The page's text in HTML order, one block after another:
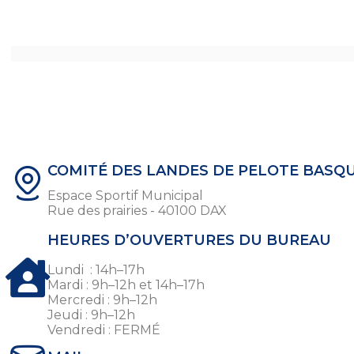
COMITÉ DES LANDES DE PELOTE
Espace Sportif Municipal
Rue des prairies - 40100 DAX
HEURES D’OUVERTURES DU BUREAU
Lundi : 14h–17h
Mardi : 9h–12h et 14h–17h
Mercredi : 9h–12h
Jeudi : 9h–12h
Vendredi : FERMÉ